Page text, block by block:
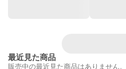
最近見た商品
販売中の最近見た商品はありません。